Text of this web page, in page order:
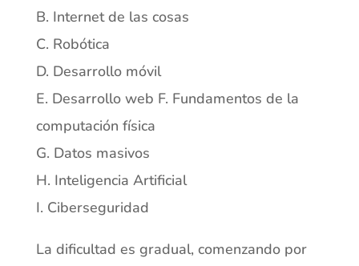
B. Internet de las cosas
C. Robótica
D. Desarrollo móvil
E. Desarrollo web F. Fundamentos de la
computación física
G. Datos masivos
H. Inteligencia Artificial
I. Ciberseguridad
La dificultad es gradual, comenzando por